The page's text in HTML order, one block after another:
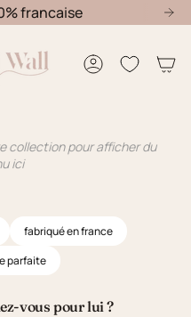
: -20% jusqu'au 30
francaise
Compte
collection pour afficher du
ici
fabriqué en france
parfaite
vous pour lui ?